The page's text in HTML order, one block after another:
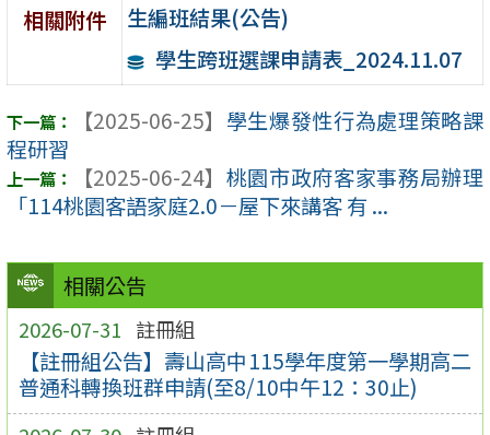
相關公告
2026-07-31 註冊組
【註冊組公告】壽山高中115學年度第一學期高二
普通科轉換班群申請(至8/10中午12：30止)
相關附件
生編班結果(公告)
學生跨班選課申請表_2024.11.07
【2025-06-25】 學生爆發性行為處理策略課
程研習
【2025-06-24】 桃園市政府客家事務局辦理
「114桃園客語家庭2.0－屋下來講客 有 ...